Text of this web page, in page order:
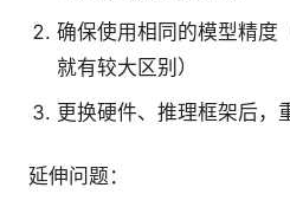
确保使用相同的模型精
就有较大区别）
更换硬件、推理框架后，
延伸问题：